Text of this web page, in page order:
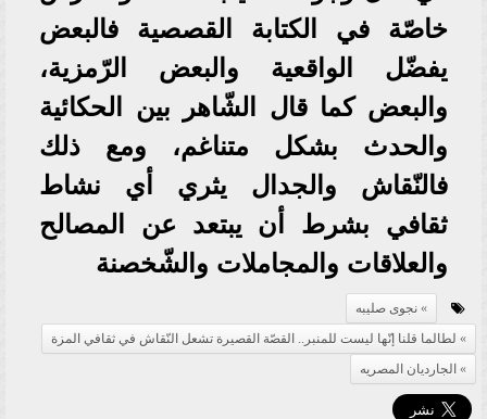
خاصّة في الكتابة القصصية فالبعض
يفضّل الواقعية والبعض الرّمزية،
والبعض كما قال الشّاهر بين الحكائية
والحدث بشكل متناغم، ومع ذلك
فالنّقاش والجدال يثري أي نشاط
ثقافي بشرط أن يبتعد عن المصالح
والعلاقات والمجاملات والشّخصنة
نجوى صليبه
لطالما قلنا إنّها ليست للمنبر.. القصّة القصيرة تشعل النّقاش في ثقافي المزة
الجارديان المصريه